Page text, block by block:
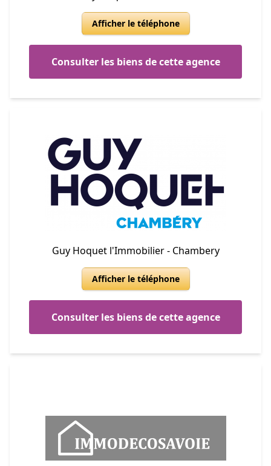
Afficher le téléphone
Consulter les biens de cette agence
Guy Hoquet l'Immobilier - Chambery
Afficher le téléphone
Consulter les biens de cette agence